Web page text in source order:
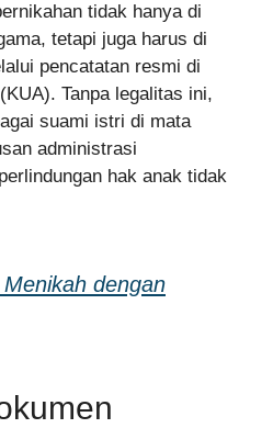
tidak hanya di
tetapi juga harus di
pencatatan resmi di
Tanpa legalitas ini,
suami istri di mata
administrasi
hak anak tidak
dengan